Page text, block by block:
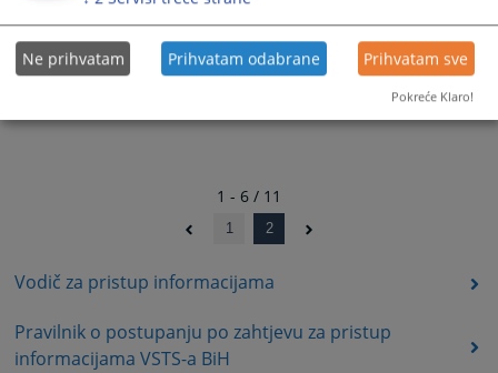
Vodič za pristup informacijama
Pravilnik o postupanju po zahtjevu za pristup
informacijama VSTS-a BiH
1 - 6 / 11
1 2
Ne prihvatam Prihvatam odabrane Prihvatam sve
Pokreće Klaro!